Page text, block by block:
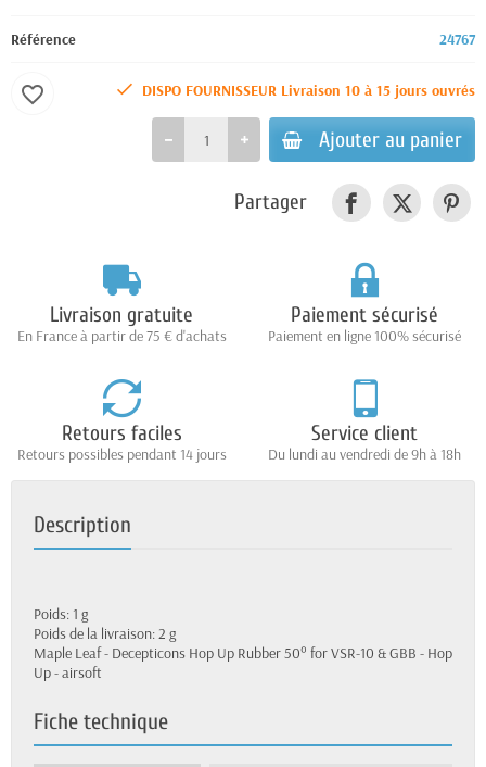
Référence 24767
DISPO FOURNISSEUR Livraison 10 à 15 jours ouvrés
Ajouter au panier
favorite_border
Partager
Livraison gratuite
En France à partir de 75 € d'achats
Paiement sécurisé
Paiement en ligne 100% sécurisé
Retours faciles
Retours possibles pendant 14 jours
Service client
Du lundi au vendredi de 9h à 18h
Description
Poids: 1 g
Poids de la livraison: 2 g
Maple Leaf - Decepticons Hop Up Rubber 50° for VSR-10 & GBB - Hop
Up - airsoft
Fiche technique